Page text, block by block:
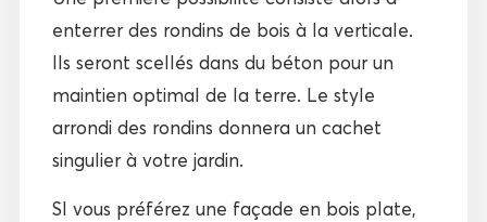
enterrer des rondins de bois à la verticale.
Ils seront scellés dans du béton pour un
maintien optimal de la terre. Le style
arrondi des rondins donnera un cachet
singulier à votre jardin.
SI vous préférez une façade en bois plate,